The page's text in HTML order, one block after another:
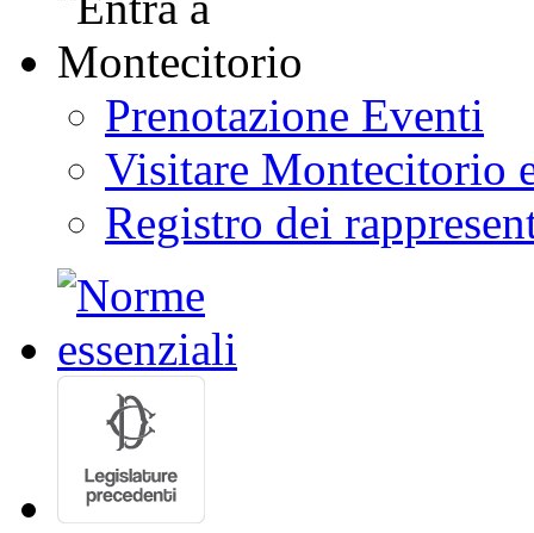
Prenotazione Eventi
Visitare Montecitorio
Registro dei